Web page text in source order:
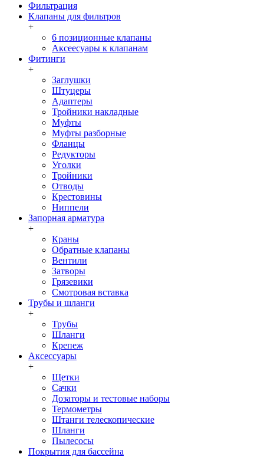
Фильтрация
Клапаны для фильтров
+
6 позиционные клапаны
Аксеесуары к клапанам
Фитинги
+
Заглушки
Штуцеры
Адаптеры
Тройники накладные
Муфты
Муфты разборные
Фланцы
Редукторы
Уголки
Тройники
Отводы
Крестовины
Ниппели
Запорная арматура
+
Краны
Обратные клапаны
Вентили
Затворы
Грязевики
Смотровая вставка
Трубы и шланги
+
Трубы
Шланги
Крепеж
Аксессуары
+
Щетки
Сачки
Дозаторы и тестовые наборы
Термометры
Штанги телескопические
Шланги
Пылесосы
Покрытия для бассейна